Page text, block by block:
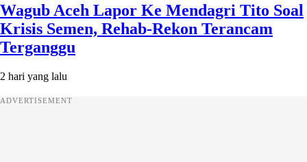
Wagub Aceh Lapor Ke Mendagri Tito Soal
Krisis Semen, Rehab-Rekon Terancam
Terganggu
2 hari yang lalu
ADVERTISEMENT